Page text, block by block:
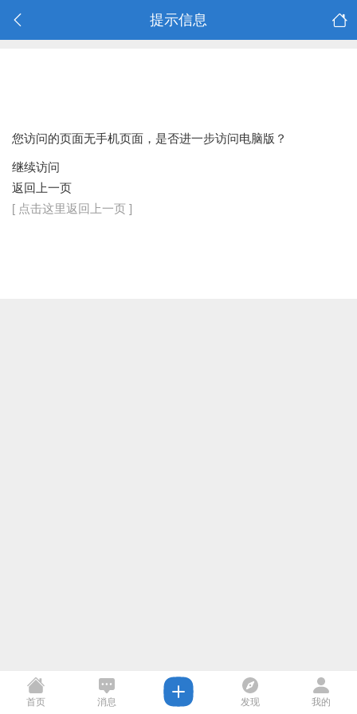
提示信息
您访问的页面无手机页面，是否进一步访问电脑版？
继续访问
返回上一页
[ 点击这里返回上一页 ]
首页 消息 发现 我的